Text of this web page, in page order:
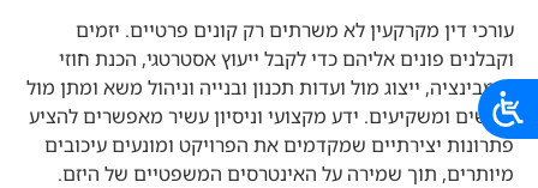
עורכי דין מקרקעין לא משרתים רק קונים פרטיים. יזמים
וקבלנים פונים אליהם כדי לקבל ייעוץ אסטרטגי, הכנת חוזי
קומבינציה, ייצוג מול ועדות תכנון ובנייה וניהול משא ומתן מול
רוכשים ומשקיעים. ידע מקצועי וניסיון עשיר מאפשרים להציע
פתרונות יצירתיים שמקדמים את הפרויקט ומונעים עיכובים
מיותרים, תוך שמירה על האינטרסים המשפטיים של היזם.